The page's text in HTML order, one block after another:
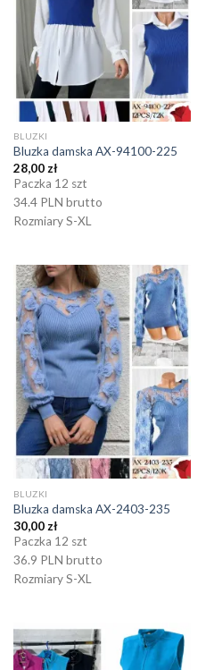
BLUZKI
Bluzka damska AX-94100-225
28,00 zł
Paczka 12 szt
34.4 PLN brutto
Rozmiary S-XL
BLUZKI
Bluzka damska AX-2403-235
30,00 zł
Paczka 12 szt
36.9 PLN brutto
Rozmiary S-XL